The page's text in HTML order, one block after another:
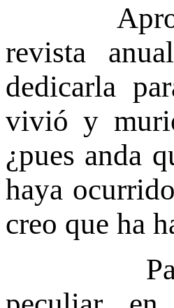
revista
dedicarla
vivió y
¿pues anda
haya
creo que ha
Para mí